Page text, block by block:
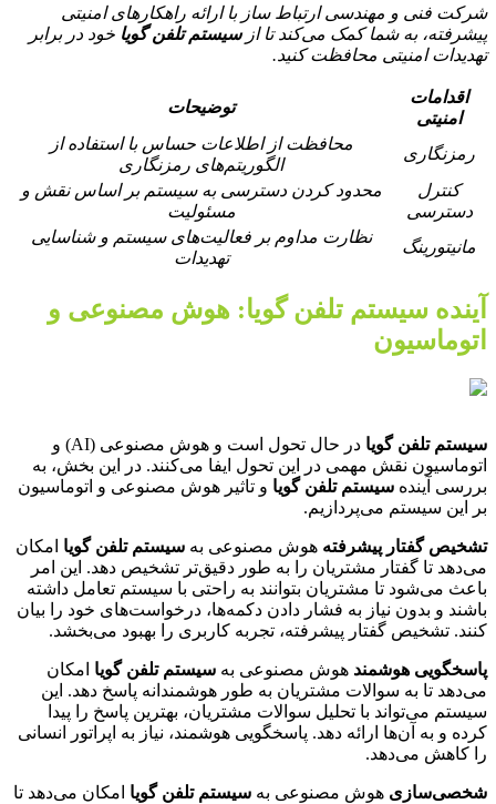
شرکت فنی و مهندسی ارتباط ساز با ارائه راهکارهای امنیتی
پیشرفته، به شما کمک می‌کند تا ازسیستم تلفن گویا خود در برابر
تهدیدات امنیتی محافظت کنید.
اقدامات
امنیتی
توضیحات
رمزنگاری
محافظت از اطلاعات حساس با استفاده از
الگوریتم‌های رمزنگاری
کنترل
دسترسی
محدود کردن دسترسی به سیستم بر اساس نقش و
مسئولیت
مانیتورینگ
نظارت مداوم بر فعالیت‌های سیستم و شناسایی
تهدیدات
آینده سیستم تلفن گویا: هوش مصنوعی و
اتوماسیون
سیستم تلفن گویا
در حال تحول است و هوش مصنوعی (AI) و
اتوماسیون نقش مهمی در این تحول ایفا می‌کنند. در این بخش، به
بررسی آینده سیستم تلفن گویا و تاثیر هوش مصنوعی و اتوماسیون
بر این سیستم می‌پردازیم.
تشخیص گفتار پیشرفته هوش مصنوعی به سیستم تلفن گویا امکان
می‌دهد تا گفتار مشتریان را به طور دقیق‌تر تشخیص دهد. این امر
باعث می‌شود تا مشتریان بتوانند به راحتی با سیستم تعامل داشته
باشند و بدون نیاز به فشار دادن دکمه‌ها، درخواست‌های خود را بیان
کنند. تشخیص گفتار پیشرفته، تجربه کاربری را بهبود می‌بخشد.
پاسخگویی هوشمند هوش مصنوعی به سیستم تلفن گویا امکان
می‌دهد تا به سوالات مشتریان به طور هوشمندانه پاسخ دهد. این
سیستم می‌تواند با تحلیل سوالات مشتریان، بهترین پاسخ را پیدا
کرده و به آن‌ها ارائه دهد. پاسخگویی هوشمند، نیاز به اپراتور انسانی
را کاهش می‌دهد.
شخصی‌سازی هوش مصنوعی به سیستم تلفن گویا امکان می‌دهد تا